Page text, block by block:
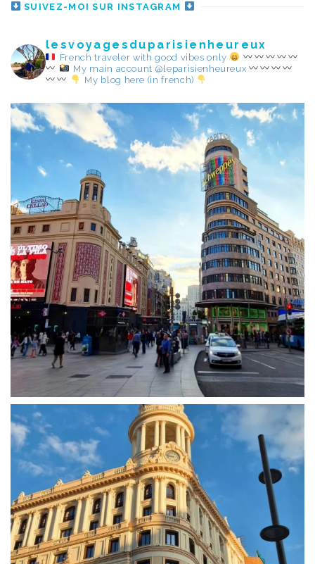
SUIVEZ-MOI SUR INSTAGRAM
lesvoyagesduparisienheureux
French traveler with good vibes only
My main account @leparisienheureux
My blog here (in french)